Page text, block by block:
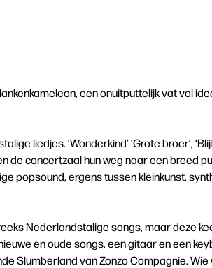
een onuitputtelijk vat vol
liedjes. ‘Wonderkind’ ‘Grote broer’,
de concertzaal hun weg naar een breed
popsound, ergens tussen kleinkunst,
Nederlandstalige songs, maar deze
en oude songs, een gitaar en een
Slumberland van Zonzo Compagnie.